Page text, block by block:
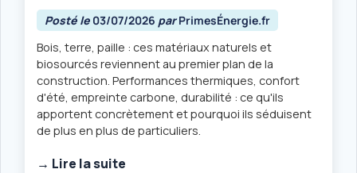
Posté le 03/07/2026 parPrimesÉnergie.fr
Bois, terre, paille : ces matériaux naturels et
biosourcés reviennent au premier plan de la
construction. Performances thermiques, confort
d'été, empreinte carbone, durabilité : ce qu'ils
apportent concrètement et pourquoi ils séduisent
de plus en plus de particuliers.
→ Lire la suite